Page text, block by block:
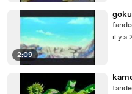
2:09
il y a